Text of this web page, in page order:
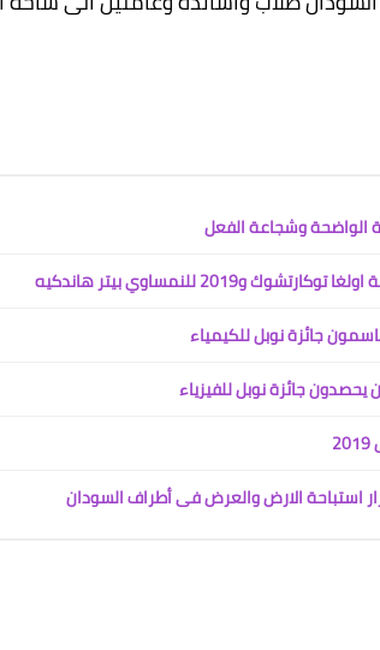
الواضحة وشجاعة الفعل
جائزة نوبل للكيمياء
جائزة نوبل للفيزياء
استباحة الارض والعرض فى أطراف السودان